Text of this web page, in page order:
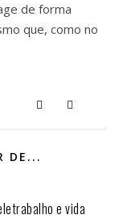
de forma
que, como no
DE...
e vida